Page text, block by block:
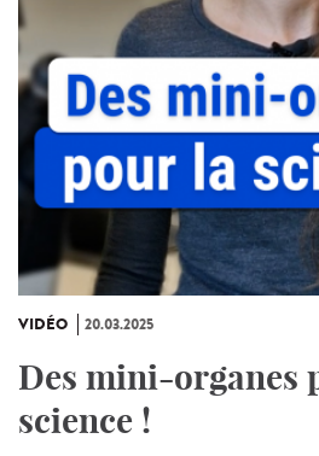
VIDÉO 20.03.2025
Des mini-organes
science !